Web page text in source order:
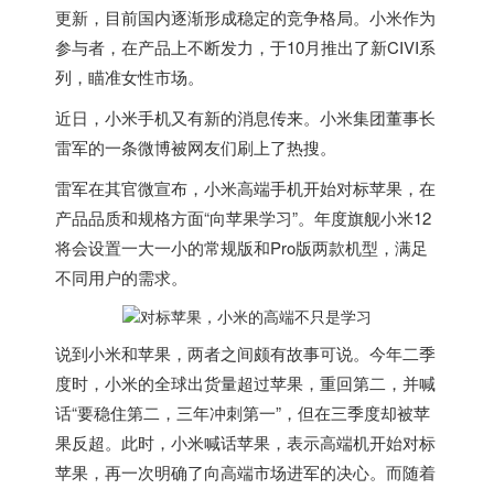
更新，目前国内逐渐形成稳定的竞争格局。小米作为
参与者，在产品上不断发力，于10月推出了新CIVI系
列，瞄准女性市场。
近日，小米手机又有新的消息传来。小米集团董事长
雷军的一条微博被网友们刷上了热搜。
雷军在其官微宣布，小米高端手机开始对标苹果，在
产品品质和规格方面“向苹果学习”。年度旗舰小米12
将会设置一大一小的常规版和Pro版两款机型，满足
不同用户的需求。
说到小米和苹果，两者之间颇有故事可说。今年二季
度时，小米的全球出货量超过苹果，重回第二，并喊
话“要稳住第二，三年冲刺第一”，但在三季度却被苹
果反超。此时，小米喊话苹果，表示高端机开始对标
苹果，再一次明确了向高端市场进军的决心。而随着